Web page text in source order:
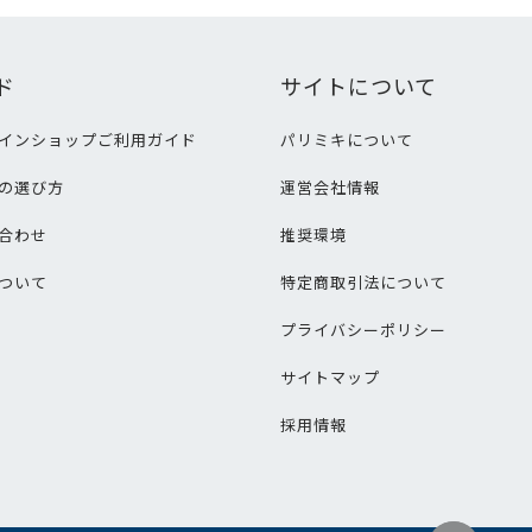
ンショップご利用ガイド
選び方
わせ
いて
サイトについて
パリミキについて
運営会社情報
推奨環境
特定商取引法について
プライバシーポリシー
サイトマップ
採用情報